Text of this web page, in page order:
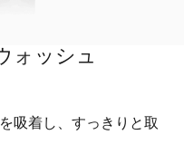
ォッシュ
吸着し、すっきりと取